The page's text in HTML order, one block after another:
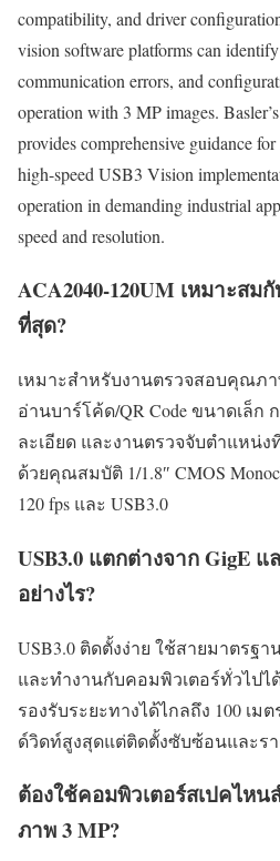
compatibility, and driver
vision software platforms can
communication errors, and
operation with 3 MP images.
provides comprehensive guidance
high-speed USB3 Vision
operation in demanding industrial
speed and resolution.
ACA2040-120UM เหมาะสม
ที่สุด?
เหมาะสำหรับงานตรวจสอบคุณภ
อ่านบาร์โค้ด/QR Code ขนาดเล็
ละเอียด และงานตรวจจับตำแหน่
ด้วยคุณสมบัติ 1/1.8″ CMOS
120 fps และ USB3.0
USB3.0 แตกต่างจาก GigE แ
อย่างไร?
USB3.0 ติดตั้งง่าย ใช้สายมาตรฐา
และทำงานกับคอมพิวเตอร์ทั่วไป
รองรับระยะทางได้ไกลถึง 100 เม
ด์วิดท์สูงสุดแต่ติดตั้งซับซ้อนและร
ต้องใช้คอมพิวเตอร์สเปคไหน
ภาพ 3 MP?